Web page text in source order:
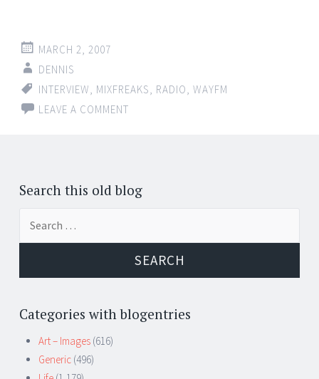
MARCH 2, 2007
DENNIS
INTERVIEW
MIXFREAKS RADIO WAYFM
LEAVE A COMMENT
Search this old blog
Categories with blogentries
Art – Images (616)
Generic (496)